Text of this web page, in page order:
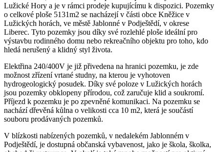
Lužické Hory a je v rámci prodeje kupujícímu k dispozici. Pozemky
o celkové ploše 5131m2 se nacházejí v části obce Kněžice v
Lužických horách, ve městě Jablonné v Podještědí, v okrese
Liberec. Tyto pozemky jsou díky své rozlehlé ploše ideální pro
výstavbu rodinného domu nebo rekreačního objektu pro toho, kdo
hledá nerušený a klidný styl života.
Elektřina 240/400V je již přivedena na hranici pozemku, je zde
možnost zřízení vrtané studny, na kterou je vyhotoven
hydrogeologický posudek. Díky své poloze v Lužických horách
jsou pozemky obklopeny přírodou, což zaručuje klid a soukromí.
Příjezd k pozemku je po zpevněné komunikaci. Na pozemku se
nachází dřevěná kůlna o velikosti cca 10 m2, která je součástí
souboru prodávaných pozemků.
V blízkosti nabízených pozemků, v nedalekém Jablonném v
Podještědí, je dostupná občanská vybavenost, jako je škola, školka,